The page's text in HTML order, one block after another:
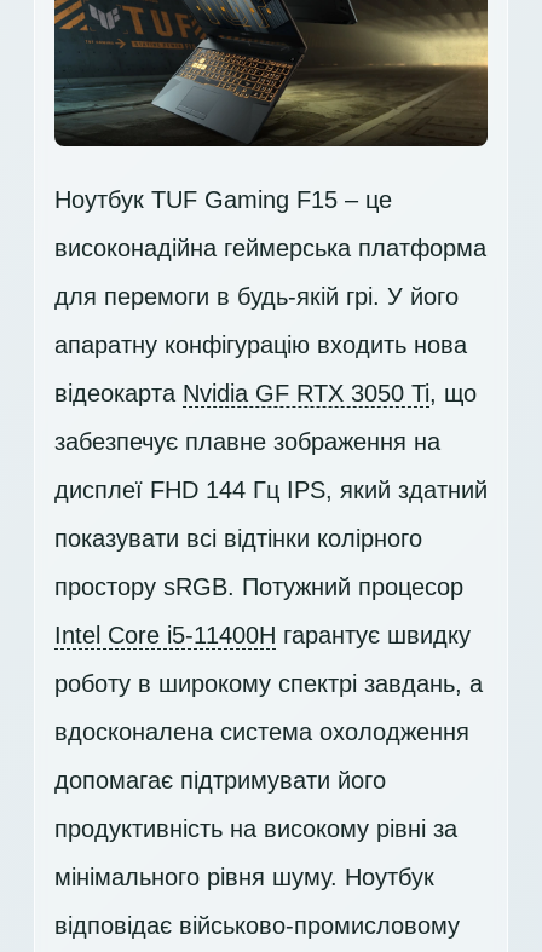
Ноутбук TUF Gaming F15 – це
високонадійна геймерська платформа
для перемоги в будь-якій грі. У його
апаратну конфігурацію входить нова
відеокарта Nvidia GF RTX 3050 Ti, що
забезпечує плавне зображення на
дисплеї FHD 144 Гц IPS, який здатний
показувати всі відтінки колірного
простору sRGB. Потужний процесор
Intel Core i5-11400H гарантує швидку
роботу в широкому спектрі завдань, а
вдосконалена система охолодження
допомагає підтримувати його
продуктивність на високому рівні за
мінімального рівня шуму. Ноутбук
відповідає військово-промисловому